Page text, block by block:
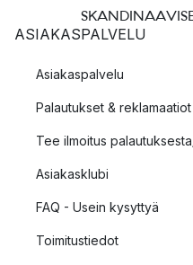
ASIAKASPALVELU
Asiakaspalvelu
Palautukset & reklamaatiot
Tee ilmoitus
Asiakasklubi
FAQ - Usein kysyttyä
Toimitustiedot